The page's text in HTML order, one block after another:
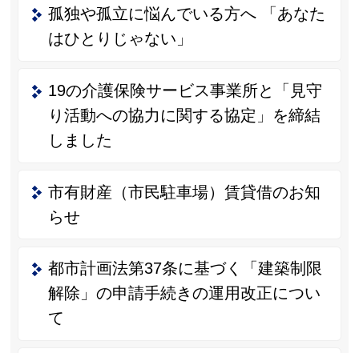
孤独や孤立に悩んでいる方へ 「あなた
はひとりじゃない」
19の介護保険サービス事業所と「見守
り活動への協力に関する協定」を締結
しました
市有財産（市民駐車場）賃貸借のお知
らせ
都市計画法第37条に基づく「建築制限
解除」の申請手続きの運用改正につい
て